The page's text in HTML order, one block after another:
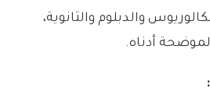
والدبلوم والثانوية،
أدناه.